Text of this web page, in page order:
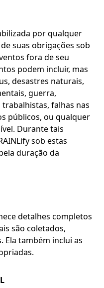
por qualquer
suas obrigações sob
fora de seu
podem incluir, mas
desastres naturais,
guerra,
falhas nas
públicos, ou qualquer
Durante tais
sob estas
duração da
detalhes completos
são coletados,
Ela também inclui as